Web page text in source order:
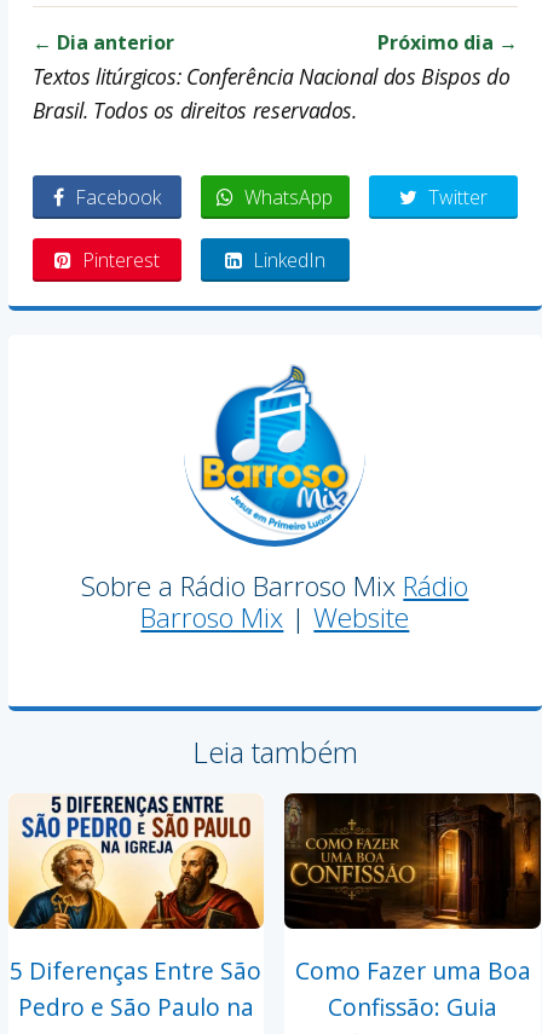
← Dia anterior Próximo dia →
Textos litúrgicos: Conferência Nacional dos Bispos do
Brasil. Todos os direitos reservados.
Facebook WhatsApp Twitter
Pinterest LinkedIn
Sobre a Rádio Barroso Mix Rádio
Barroso Mix |Website
Leia também
5 Diferenças Entre São
Pedro e São Paulo na
Como Fazer uma Boa
Confissão: Guia